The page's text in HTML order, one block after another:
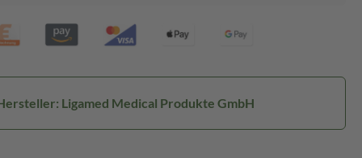
Ligamed Medical Produkte GmbH